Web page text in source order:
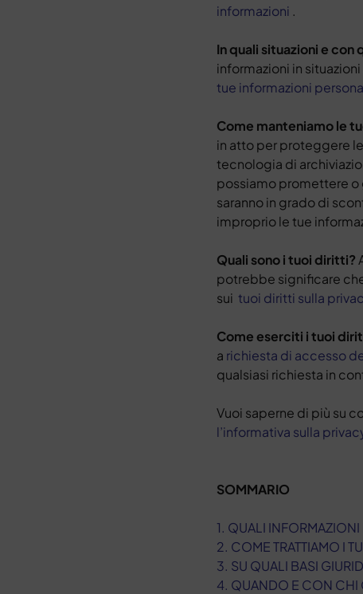
informazioni .
In quali situazioni e
informazioni in
tue informazioni
Come manteniamo le
in atto per proteggere
tecnologia di
possiamo promettere o
saranno in grado di
improprio le tue
Quali sono i tuoi diritti?
potrebbe significare
sui tuoi diritti sulla
Come eserciti i tuoi
a richiesta di accesso
qualsiasi richiesta in
Vuoi saperne di più su
l’informativa sulla
SOMMARIO
1. QUALI
2. COME TRATTIAMO I
3. SU QUALI BASI
4. QUANDO E CON CHI